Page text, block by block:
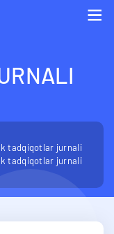
tadqiqotlar jurnali
tadqiqotlar jurnali